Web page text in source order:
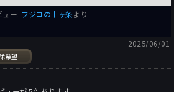
ー: フジコの十ヶ条より
希望
2025/06/01